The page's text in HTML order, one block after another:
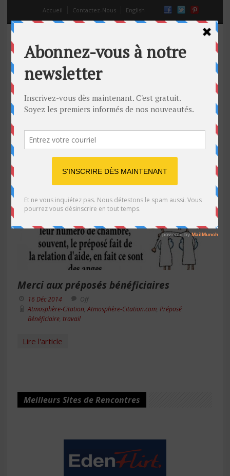
Accueil Contactez-Nous English
Préposé Bénéficiaire
Merci aux préposés bénéficiaires
16 Déc 2014
Off
Atmosphère-Citation ,Atmosphère-Citation.com Préposé
Bénéficiaire travail
Lire l'article
Meilleurs Sites de Rencontres